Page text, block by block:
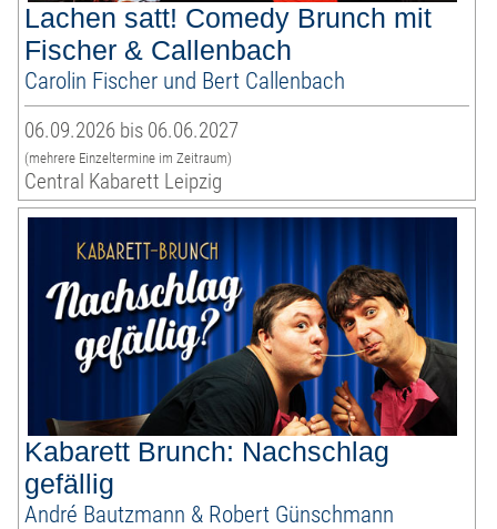
Lachen satt! Comedy Brunch mit
Fischer & Callenbach
Carolin Fischer und Bert Callenbach
06.09.2026 bis 06.06.2027
(mehrere Einzeltermine im Zeitraum)
Central Kabarett Leipzig
Kabarett Brunch: Nachschlag
gefällig
André Bautzmann & Robert Günschmann